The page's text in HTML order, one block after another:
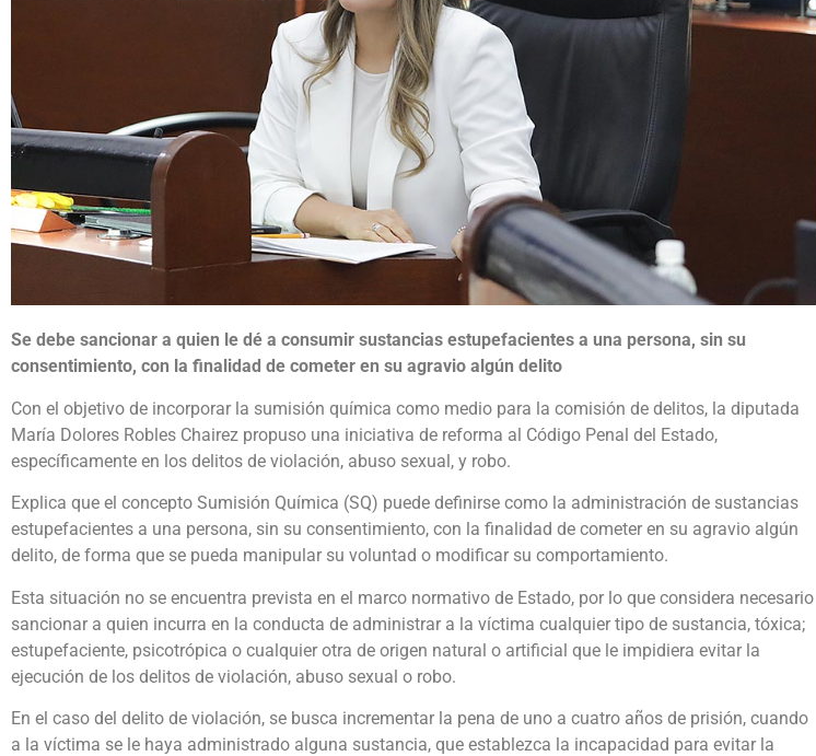
Se debe sancionar a quien le dé a consumir sustancias estupefacientes a una persona, sin su
consentimiento, con la finalidad de cometer en su agravio algún delito
Con el objetivo de incorporar la sumisión química como medio para la comisión de delitos, la diputada
María Dolores Robles Chairez propuso una iniciativa de reforma al Código Penal del Estado,
específicamente en los delitos de violación, abuso sexual, y robo.
Explica que el concepto Sumisión Química (SQ) puede definirse como la administración de sustancias
estupefacientes a una persona, sin su consentimiento, con la finalidad de cometer en su agravio algún
delito, de forma que se pueda manipular su voluntad o modificar su comportamiento.
Esta situación no se encuentra prevista en el marco normativo de Estado, por lo que considera necesario
sancionar a quien incurra en la conducta de administrar a la víctima cualquier tipo de sustancia, tóxica;
estupefaciente, psicotrópica o cualquier otra de origen natural o artificial que le impidiera evitar la
ejecución de los delitos de violación, abuso sexual o robo.
En el caso del delito de violación, se busca incrementar la pena de uno a cuatro años de prisión, cuando
a la víctima se le haya administrado alguna sustancia, que establezca la incapacidad para evitar la